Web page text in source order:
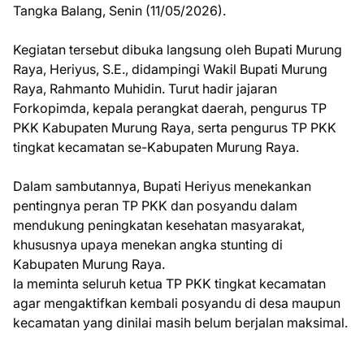
Tangka Balang, Senin (11/05/2026).
Kegiatan tersebut dibuka langsung oleh Bupati Murung
Raya, Heriyus, S.E., didampingi Wakil Bupati Murung
Raya, Rahmanto Muhidin. Turut hadir jajaran
Forkopimda, kepala perangkat daerah, pengurus TP
PKK Kabupaten Murung Raya, serta pengurus TP PKK
tingkat kecamatan se-Kabupaten Murung Raya.
Dalam sambutannya, Bupati Heriyus menekankan
pentingnya peran TP PKK dan posyandu dalam
mendukung peningkatan kesehatan masyarakat,
khususnya upaya menekan angka stunting di
Kabupaten Murung Raya.
Ia meminta seluruh ketua TP PKK tingkat kecamatan
agar mengaktifkan kembali posyandu di desa maupun
kecamatan yang dinilai masih belum berjalan maksimal.